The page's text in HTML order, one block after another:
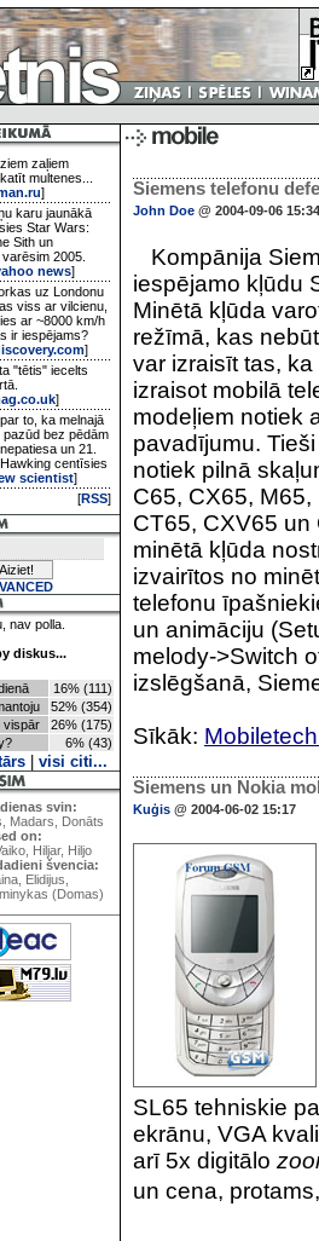
zaļiem
multenes...
]
karu jaunākā
Star Wars:
Sith un
2005.
news]
uz Londonu
viss ar vilcienu,
ar ~8000 km/h
ir iespējams?
]
"tētis" iecelts
]
to, ka melnajā
bez pēdām
un 21.
centīsies
scientist]
[RSS]
nav polla.
diskus...
16% (111)
52% (354)
vispār
26% (175)
6% (43)
| visi citi...
svin:
Madars, Donāts
on:
Hiljar, Hiljo
švencia:
Elidijus,
(Domas)
Siemens telefonu
John Doe @ 2004-09-06 15:34
Kompānija
iespējamo kļūdu
Minētā kļūda
režīmā, kas
var izraisīt tas,
izraisot mobilā
modeļiem notiek
pavadījumu.
notiek pilnā
C65, CX65,
CT65, CXV65
minētā kļūda
izvairītos no
telefonu
un animāciju
melody->Switch
izslēgšanā,
Sīkāk:
Siemens un Nokia
Kuģis @ 2004-06-02 15:17
SL65 tehniskie
ekrānu, VGA
arī 5x digitālo
un cena,